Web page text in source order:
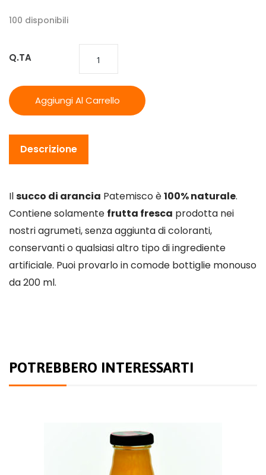
100 disponibili
Q.TA
Aggiungi Al Carrello
Descrizione
Ilsucco di arancia Patemisco è100% naturale.
Contiene solamente frutta fresca prodotta nei
nostri agrumeti, senza aggiunta di coloranti,
conservanti o qualsiasi altro tipo di ingrediente
artificiale. Puoi provarlo in comode bottiglie monouso
da 200 ml.
POTREBBERO INTERESSARTI